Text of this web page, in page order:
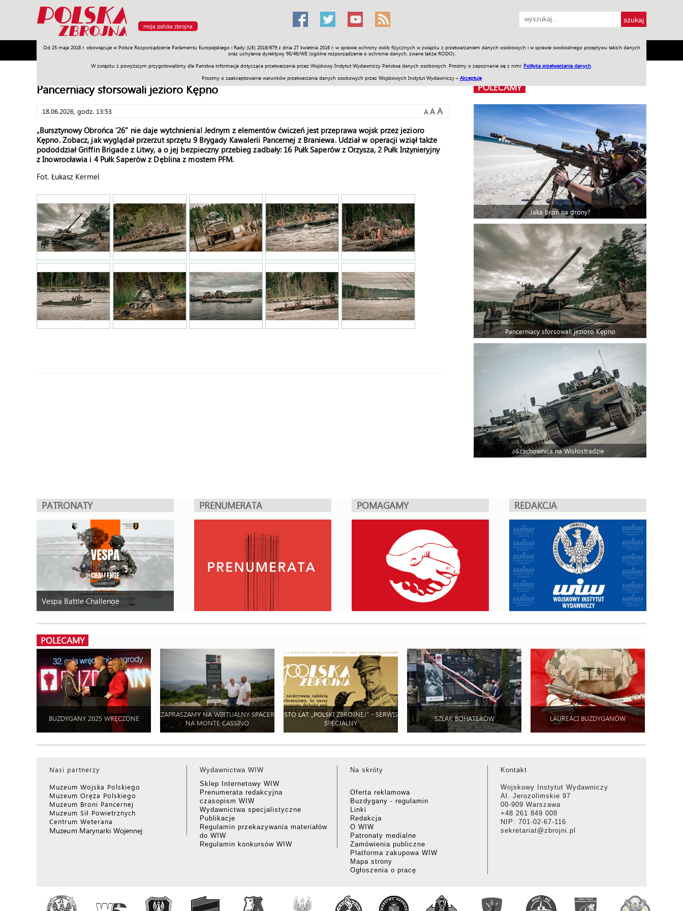
moja polska zbrojna
Od 25 maja 2018 r. obowiązuje w Polsce Rozporządzenie Parlamentu Europejskiego i Rady (UE) 2016/679 z dnia 27 kwietnia 2016 r. w sprawie ochrony osób fizycznych w związku z przetwarzaniem danych osobowych i w sprawie swobodnego przepływu takich danych
oraz uchylenia dyrektywy 95/46/WE (ogólne rozporządzenie o ochronie danych, zwane także RODO).
W związku z powyższym przygotowaliśmy dla Państwa informacje dotyczące przetwarzania przez Wojskowy Instytut Wydawniczy Państwa danych osobowych. Prosimy o zapoznanie się z nimi: Polityka przetwarzania danych
Prosimy o zaakceptowanie warunków przetwarzania danych osobowych przez Wojskowych Instytut Wydawniczy – Akceptuję
Armia Poligon Sprzęt Misje Polityka Prawo Świat Społeczność Sport Historia Galerie Wideo ENGLISH SKLEP Jednodniówki Praca w WIW
Pancerniacy sforsowali jezioro Kępno
18.06.2026, godz. 13:53 A A A
„Bursztynowy Obrońca ‘26” nie daje wytchnienia! Jednym z elementów ćwiczeń jest przeprawa wojsk przez jezioro
Kępno. Zobacz, jak wyglądał przerzut sprzętu 9 Brygady Kawalerii Pancernej z Braniewa. Udział w operacji wziął także
pododdział Griffin Brigade z Litwy, a o jej bezpieczny przebieg zadbały: 16 Pułk Saperów z Orzysza, 2 Pułk Inżynieryjny
z Inowrocławia i 4 Pułk Saperów z Dęblina z mostem PFM.
Fot. Łukasz Kermel
POLECAMY
Jaka broń na drony?
Pancerniacy sforsowali jezioro Kępno
Szachownica na Wisłostradzie
PATRONATY
Vespa Battle Challenge
PRENUMERATA POMAGAMY REDAKCJA
POLECAMY
BUZDYGANY 2025 WRĘCZONE
ZAPRASZAMY NA WIRTUALNY SPACER
NA MONTE CASSINO
STO LAT „POLSKI ZBROJNEJ” - SERWIS
SPECJALNY
SZLAK BOHATERÓW LAUREACI BUZDYGANÓW
Nasi partnerzy
Muzeum Wojska Polskiego
Muzeum Oręża Polskiego
Muzeum Broni Pancernej
Muzeum Sił Powietrznych
Centrum Weterana
Muzeum Marynarki Wojennej
Wydawnictwa WIW
Sklep Internetowy WIW
Prenumerata redakcyjna
czasopism WIW
Wydawnictwa specjalistyczne
Publikacje
Regulamin przekazywania materiałów
do WIW
Regulamin konkursów WIW
Na skróty
Oferta reklamowa
Buzdygany - regulamin
Linki
Redakcja
O WIW
Patronaty medialne
Zamówienia publiczne
Platforma zakupowa WIW
Mapa strony
Ogłoszenia o pracę
Kontakt
Wojskowy Instytut Wydawniczy
Al. Jerozolimskie 97
00-909 Warszawa
+48 261 849 008
NIP: 701-02-67-116
sekretariat@zbrojni.pl